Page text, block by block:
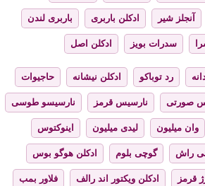
آنجلز شیر ادکلن باربری باربری لندن
سدرات بویز ادکلن اصل
رد توباکو ادکلن نیشانه حاجیوات
صورتی نارسیس قرمز نارسیسو طوسی
وان میلیون لیدی میلیون اینوکتوس
راش گوچی بلوم ادکلن هوگو بوس
قرمز ادکلن ویکتور اند رالف فلاور بمب